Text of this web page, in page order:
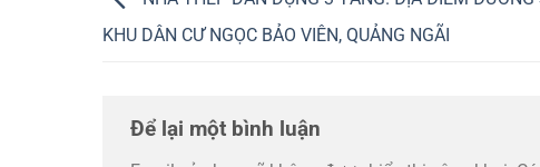
KHU DÂN CƯ NGỌC BẢO VIÊN, QUẢNG NGÃI
Để lại một bình luận